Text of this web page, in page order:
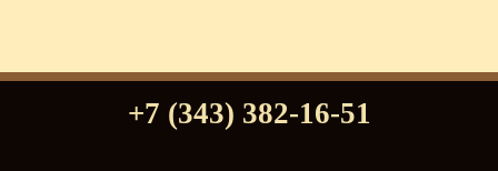
+7 (343) 382-16-51